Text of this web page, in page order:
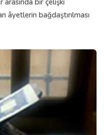
âyetlerin bağdaştırılması